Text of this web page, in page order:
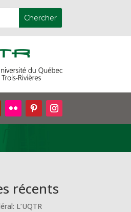
récents
L’UQTR